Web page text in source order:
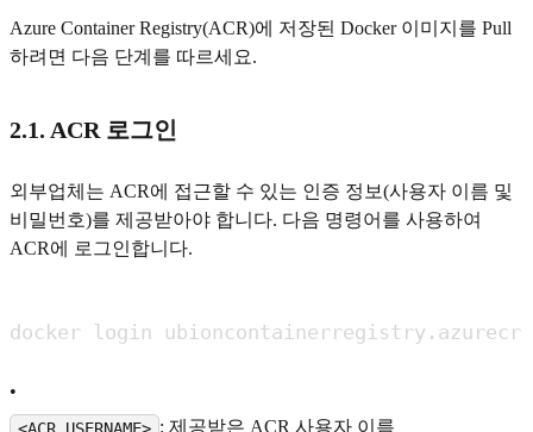
Azure Container Registry(ACR)에 저장된 Docker 이미지를 Pull
하려면 다음 단계를 따르세요.
2.1. ACR 로그인
외부업체는 ACR에 접근할 수 있는 인증 정보(사용자 이름 및
비밀번호)를 제공받아야 합니다. 다음 명령어를 사용하여
ACR에 로그인합니다.
•
<ACR_USERNAME> : 제공받은 ACR 사용자 이름